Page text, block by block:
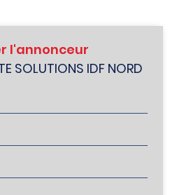
l'annonceur
SOLUTIONS IDF NORD